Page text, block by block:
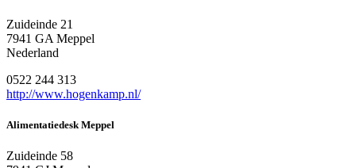
Zuideinde 21
7941 GA Meppel
Nederland
0522 244 313
http://www.hogenkamp.nl/
Alimentatiedesk Meppel
Zuideinde 58